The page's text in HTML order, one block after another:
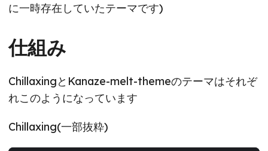
に一時存在していたテーマです)
仕組み
ChillaxingとKanaze-melt-themeのテーマはそれぞ
れこのようになっています
Chillaxing(一部抜粋)